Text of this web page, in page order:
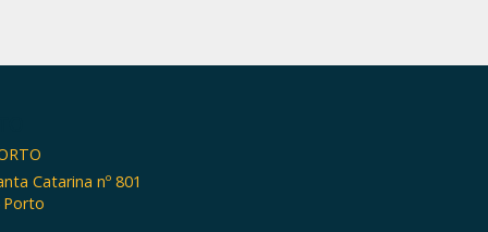
Catarina nº 801
Porto